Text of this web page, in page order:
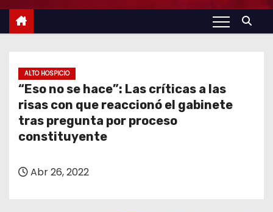
ALTO HOSPICIO
“Eso no se hace”: Las críticas a las
risas con que reaccionó el gabinete
tras pregunta por proceso
constituyente
Abr 26, 2022